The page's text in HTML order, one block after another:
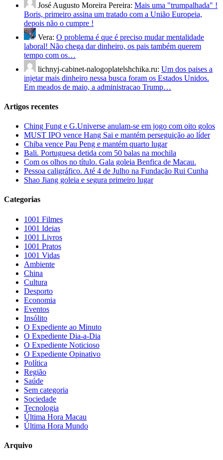
José Augusto Moreira Pereira: Mais uma "trumpalhada" !
Boris, primeiro assina um tratado com a União Europeia,
depois não o cumpre !
Vera: O problema é que é preciso mudar mentalidade
laboral! Não chega dar dinheiro, os pais também querem
tempo com os…
lichnyj-cabinet-nalogoplatelshchika.ru: Um dos paises a
injetar mais dinheiro nessa busca foram os Estados Unidos.
Em meados de maio, a administracao Trump…
Artigos recentes
Ching Fung e G.Universe anulam-se em jogo com oito golos
MUST IPO vence Hang Sai e mantém perseguição ao líder
Chiba vence Pau Peng e mantém quarto lugar
Bali. Portuguesa detida com 50 balas na mochila
Com os olhos no título. Gala goleia Benfica de Macau.
Pessoa caligráfico. Até 4 de Julho na Fundação Rui Cunha
Shao Jiang goleia e segura primeiro lugar
Categorias
1001 Filmes
1001 Ideias
1001 Livros
1001 Pratos
1001 Vidas
Ambiente
China
Cultura
Desporto
Economia
Eventos
Insólito
O Expediente ao Minuto
O Expediente Dia-a-Dia
O Expediente Noticioso
O Expediente Opinativo
Política
Região
Saúde
Sem categoria
Sociedade
Tecnologia
Última Hora Macau
Última Hora Mundo
Arquivo